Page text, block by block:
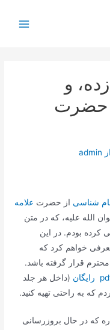
و
حضرت
admin
شناسی از حضرت علامه
الله علیه، که در متن
کرده بودم. در این
کتاب را معرفی خواهم کرد که
محترم قرار گرفته باشد.
(داخل هر جلد
که در حال بروزرسانی